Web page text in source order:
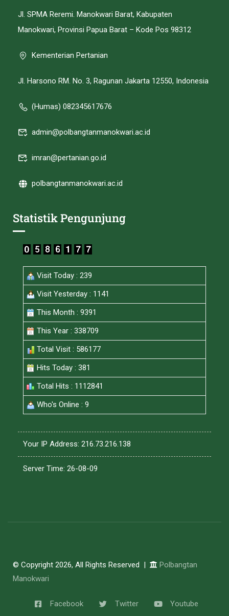
Jl. SPMA Reremi. Manokwari Barat, Kabupaten
Manokwari, Provinsi Papua Barat – Kode Pos 98312
Kementerian Pertanian
Jl. Harsono RM. No. 3, Ragunan Jakarta 12550, Indonesia
(Humas) 082345617676
admin@polbangtanmanokwari.ac.id
imran@pertanian.go.id
polbangtanmanokwari.ac.id
Statistik Pengunjung
Visit Today : 239
Visit Yesterday : 1141
This Month : 9391
This Year : 338709
Total Visit : 586177
Hits Today : 381
Total Hits : 1112841
Who's Online : 9
Your IP Address: 216.73.216.138
Server Time: 26-08-09
© Copyright 2026, All Rights Reserved |
Polbangtan
Manokwari
Facebook Twitter
Youtube